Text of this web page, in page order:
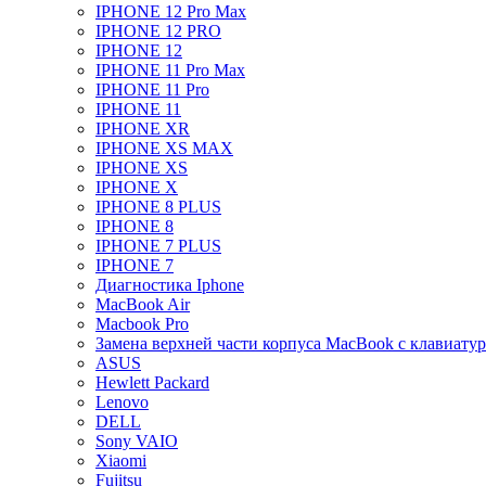
IPHONE 12 Pro Max
IPHONE 12 PRO
IPHONE 12
IPHONE 11 Pro Max
IPHONE 11 Pro
IPHONE 11
IPHONE XR
IPHONE XS MAX
IPHONE XS
IPHONE X
IPHONE 8 PLUS
IPHONE 8
IPHONE 7 PLUS
IPHONE 7
Диагностика Iphone
MacBook Air
Macbook Pro
Замена верхней части корпуса MacBook с
ASUS
Hewlett Packard
Lenovo
DELL
Sony VAIO
Xiaomi
Fujitsu